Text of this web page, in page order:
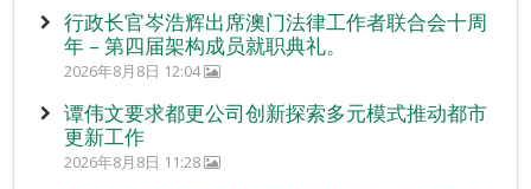
行政长官岑浩辉出席澳门法律工作者联合会十周
年 – 第四届架构成员就职典礼。
2026年8月8日 12:04
谭伟文要求都更公司创新探索多元模式推动都市
更新工作
2026年8月8日 11:28